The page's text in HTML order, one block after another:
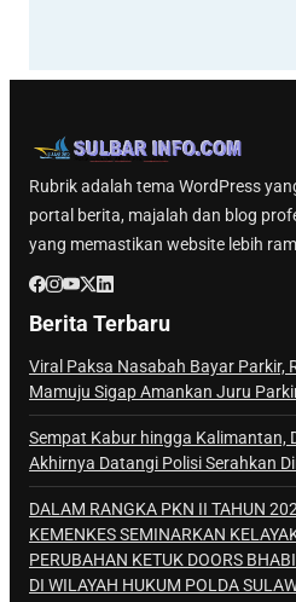
Rubrik adalah tema WordPress
portal berita, majalah dan blog
yang memastikan website lebih
Berita Terbaru
Viral Paksa Nasabah Bayar Parkir,
Mamuju Sigap Amankan Juru
Sempat Kabur hingga Kalimantan,
Akhirnya Datangi Polisi Serahkan
DALAM RANGKA PKN II TAHUN
KEMENKES SEMINARKAN
PERUBAHAN KETUK DOORS
DI WILAYAH HUKUM POLDA